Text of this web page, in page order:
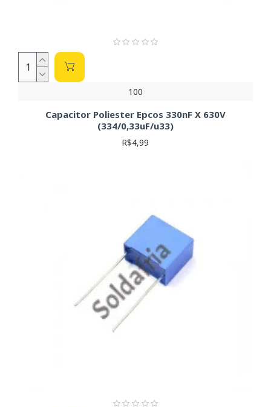
100
Capacitor Poliester Epcos 330nF X 630V
(334/0,33uF/u33)
R$4,99